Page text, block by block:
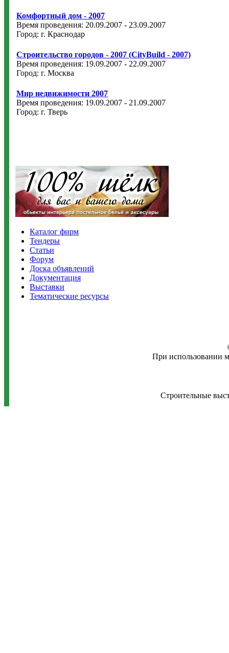
Комфортный дом - 2007
Время проведения: 20.09.2007 - 23.09.2007
Город: г. Краснодар
Строительство городов - 2007 (CityBuild - 2007)
Время проведения: 19.09.2007 - 22.09.2007
Город: г. Москва
Мир недвижимости 2007
Время проведения: 19.09.2007 - 21.09.2007
Город: г. Тверь
Каталог фирм
Тендеры
Статьи
Форум
Доска объявлений
Документация
Выставки
Тематические ресурсы
При использовании
Строительные